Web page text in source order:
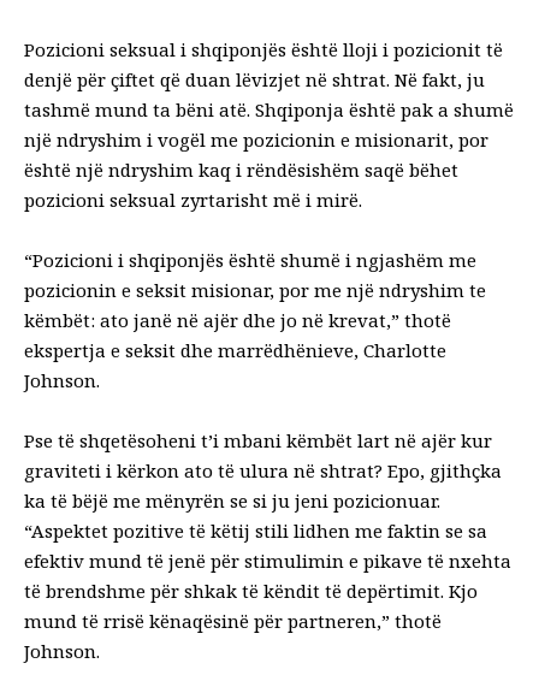
Pozicioni seksual i shqiponjës është lloji i pozicionit të
denjë për çiftet që duan lëvizjet në shtrat. Në fakt, ju
tashmë mund ta bëni atë. Shqiponja është pak a shumë
një ndryshim i vogël me pozicionin e misionarit, por
është një ndryshim kaq i rëndësishëm saqë bëhet
pozicioni seksual zyrtarisht më i mirë.
“Pozicioni i shqiponjës është shumë i ngjashëm me
pozicionin e seksit misionar, por me një ndryshim te
këmbët: ato janë në ajër dhe jo në krevat,” thotë
ekspertja e seksit dhe marrëdhënieve, Charlotte
Johnson.
Pse të shqetësoheni t’i mbani këmbët lart në ajër kur
graviteti i kërkon ato të ulura në shtrat? Epo, gjithçka
ka të bëjë me mënyrën se si ju jeni pozicionuar.
“Aspektet pozitive të këtij stili lidhen me faktin se sa
efektiv mund të jenë për stimulimin e pikave të nxehta
të brendshme për shkak të këndit të depërtimit. Kjo
mund të rrisë kënaqësinë për partneren,” thotë
Johnson.